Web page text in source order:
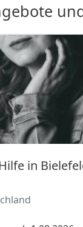
in